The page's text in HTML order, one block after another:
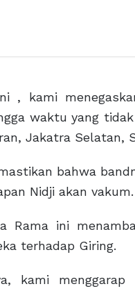
, kami
waktu yang
Jakatra Selatan,
bahwa
Nidji akan vakum.
Rama ini
terhadap Giring.
kami